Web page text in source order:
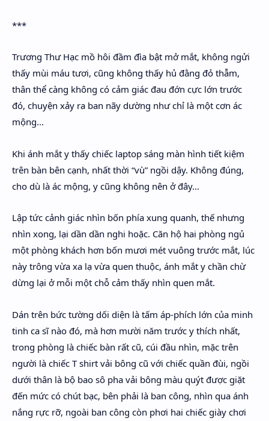
***
Trương Thư Hạc mồ hôi đầm đìa bật mở mắt, không ngửi
thấy mùi máu tươi, cũng không thấy hủ đằng đỏ thẫm,
thân thể càng không có cảm giác đau đớn cực lớn trước
đó, chuyện xảy ra ban nãy dường như chỉ là một cơn ác
mộng...
Khi ánh mắt y thấy chiếc laptop sáng màn hình tiết kiệm
trên bàn bên cạnh, nhất thời “vù” ngồi dậy. Không đúng,
cho dù là ác mộng, y cũng không nên ở đây...
Lập tức cảnh giác nhìn bốn phía xung quanh, thế nhưng
nhìn xong, lại dần dần nghi hoặc. Căn hộ hai phòng ngủ
một phòng khách hơn bốn mươi mét vuông trước mắt, lúc
này trông vừa xa lạ vừa quen thuộc, ánh mắt y chần chừ
dừng lại ở mỗi một chỗ cảm thấy nhìn quen mắt.
Dán trên bức tường dối diện là tấm áp-phích lớn của minh
tinh ca sĩ nào đó, mà hơn mười năm trước y thích nhất,
trong phòng là chiếc bàn rất cũ, cúi đầu nhìn, mặc trên
người là chiếc T shirt vải bông cũ với chiếc quần đùi, ngồi
dưới thân là bộ bao sô pha vải bông màu quýt được giặt
đến mức có chút bạc, bên phải là ban công, nhìn qua ánh
nắng rực rỡ, ngoài ban công còn phơi hai chiếc giày chơi